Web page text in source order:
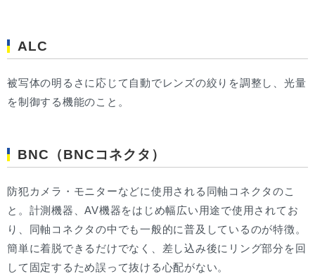
ALC
被写体の明るさに応じて自動でレンズの絞りを調整し、光量
を制御する機能のこと。
BNC（BNCコネクタ）
防犯カメラ・モニターなどに使用される同軸コネクタのこ
と。計測機器、AV機器をはじめ幅広い用途で使用されてお
り、同軸コネクタの中でも一般的に普及しているのが特徴。
簡単に着脱できるだけでなく、差し込み後にリング部分を回
して固定するため誤って抜ける心配がない。